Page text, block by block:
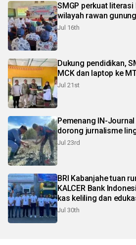
SMGP perkuat
wilayah rawan
Jul 16th
Dukung pendidikan,
MCK dan laptop ke
Jul 21st
Pemenang IN-
dorong jurnalisme
Jul 23rd
BRI Kabanjahe tuan
KALCER Bank
kas keliling dan
pelosok Karo
Jul 30th